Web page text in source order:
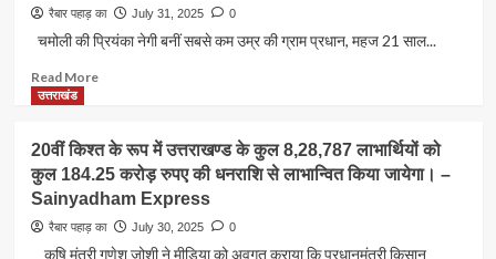
सहित
कांग्रेस
प्रतिनिधिमंडल
ने
साहिब
में
टेका
मत्था
–
रैबार पहाड़ का July 31, 2025 0
चमोली की प्रियंका नेगी बनीं सबसे कम उम्र की ग्राम प्रधान, महज 21 साल...
Read MoreRead
उत्तराखंड
में
महज
21
साल
उत्तराखंड
20वीं किश्त के रूप में उत्तराखण्ड के कुल 8,28,787 लाभार्थियों को
कुल 184.25 करोड़ रुपए की धनराशि से लाभान्वित किया जायेगा। –
Sainyadham Express
रैबार पहाड़ का July 30, 2025 0
कृषि मंत्री गणेश जोशी ने मीडिया को अवगत कराया कि प्रधानमंत्री किसान